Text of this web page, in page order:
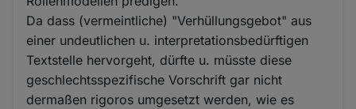
Da dass (vermeintliche) "Verhüllungsgebot" aus
einer undeutlichen u. interpretationsbedürftigen
Textstelle hervorgeht, dürfte u. müsste diese
geschlechtsspezifische Vorschrift gar nicht
dermaßen rigoros umgesetzt werden, wie es